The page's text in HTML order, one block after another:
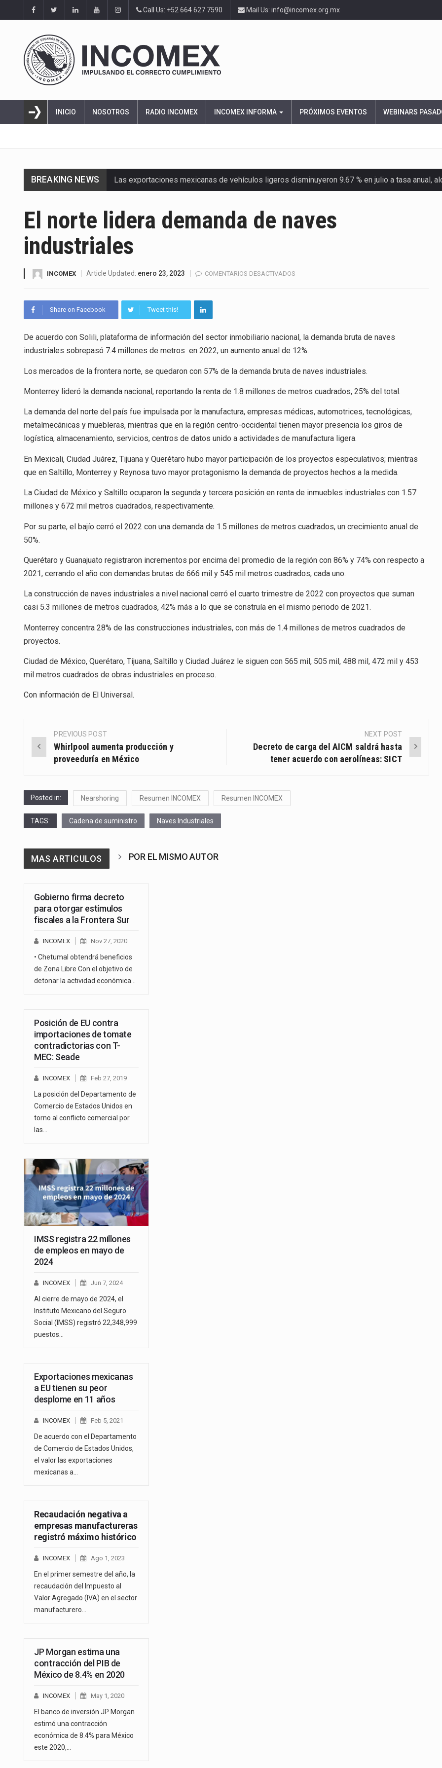
Call Us: +52 664 627 7590 Mail Us: info@incomex.org.mx
INICIO NOSOTROS RADIO INCOMEX INCOMEX INFORMA PRÓXIMOS EVENTOS WEBINARS
BREAKING NEWS Las exportaciones mexicanas de vehículos ligeros disminuyeron 9.67 % en julio a tasa anual,
La Coalition for a Prosperous America (CPA) solicitó al gobierno de Estados Unidos mantener
Solo el 17.8 % de las empresas en México se considera totalmente preparada para la…
Ante la suspensión temporal de las inspecciones sanitarias del Departamento de Agricultura
Los créditos fiscales determinados a empresas IMMEX rara vez nacen de una interpretación
La industria automotriz mexicana concentra más de la mitad de las quejas bajo el Mecanismo…
La inversión fija bruta en México registró un aumento de 1.1% interanual en mayo de…
El norte lidera demanda de naves
industriales
INCOMEX Article Updated: enero 23, 2023 COMENTARIOS DESACTIVADOS
NAVES
INDUSTRIALES
Share on Facebook Tweet this!
De acuerdo con Solili, plataforma de información del sector inmobiliario nacional, la demanda bruta de naves
industriales sobrepasó 7.4 millones de metros en 2022, un aumento anual de 12%.
Los mercados de la frontera norte, se quedaron con 57% de la demanda bruta de naves industriales.
Monterrey lideró la demanda nacional, reportando la renta de 1.8 millones de metros cuadrados, 25% del total.
La demanda del norte del país fue impulsada por la manufactura, empresas médicas, automotrices, tecnológicas,
metalmecánicas y muebleras, mientras que en la región centro-occidental tienen mayor presencia los giros de
logística, almacenamiento, servicios, centros de datos unido a actividades de manufactura ligera.
En Mexicali, Ciudad Juárez, Tijuana y Querétaro hubo mayor participación de los proyectos especulativos; mientras
que en Saltillo, Monterrey y Reynosa tuvo mayor protagonismo la demanda de proyectos hechos a la medida.
La Ciudad de México y Saltillo ocuparon la segunda y tercera posición en renta de inmuebles industriales con 1.57
millones y 672 mil metros cuadrados, respectivamente.
Por su parte, el bajío cerró el 2022 con una demanda de 1.5 millones de metros cuadrados, un crecimiento anual de
50%.
Querétaro y Guanajuato registraron incrementos por encima del promedio de la región con 86% y 74% con respecto a
2021, cerrando el año con demandas brutas de 666 mil y 545 mil metros cuadrados, cada uno.
La construcción de naves industriales a nivel nacional cerró el cuarto trimestre de 2022 con proyectos que suman
casi 5.3 millones de metros cuadrados, 42% más a lo que se construía en el mismo periodo de 2021.
Monterrey concentra 28% de las construcciones industriales, con más de 1.4 millones de metros cuadrados de
proyectos.
Ciudad de México, Querétaro, Tijuana, Saltillo y Ciudad Juárez le siguen con 565 mil, 505 mil, 488 mil, 472 mil y 453
mil metros cuadrados de obras industriales en proceso.
Con información de El Universal .
Post
navigation
PREVIOUS POST
Whirlpool aumenta producción y
proveeduría en México
NEXT POST
Decreto de carga del AICM saldrá hasta
tener acuerdo con aerolíneas: SICT
Posted in: Nearshoring Resumen INCOMEX Resumen INCOMEX
TAGS: Cadena de suministro Naves Industriales
MAS ARTICULOS POR EL MISMO AUTOR
Gobierno firma decreto
para otorgar estímulos
fiscales a la Frontera Sur
INCOMEX Nov 27, 2020
• Chetumal obtendrá beneficios
de Zona Libre Con el objetivo de
detonar la actividad económica…
Posición de EU contra
importaciones de tomate
contradictorias con T-
MEC: Seade
INCOMEX Feb 27, 2019
La posición del Departamento de
Comercio de Estados Unidos en
torno al conflicto comercial por
las…
IMSS registra 22 millones
de empleos en mayo de
2024
INCOMEX Jun 7, 2024
Al cierre de mayo de 2024, el
Instituto Mexicano del Seguro
Social (IMSS) registró 22,348,999
puestos…
Exportaciones mexicanas
a EU tienen su peor
desplome en 11 años
INCOMEX Feb 5, 2021
De acuerdo con el Departamento
de Comercio de Estados Unidos,
el valor las exportaciones
mexicanas a…
Recaudación negativa a
empresas manufactureras
registró máximo histórico
INCOMEX Ago 1, 2023
En el primer semestre del año, la
recaudación del Impuesto al
Valor Agregado (IVA) en el sector
manufacturero…
JP Morgan estima una
contracción del PIB de
México de 8.4% en 2020
INCOMEX May 1, 2020
El banco de inversión JP Morgan
estimó una contracción
económica de 8.4% para México
este 2020,…